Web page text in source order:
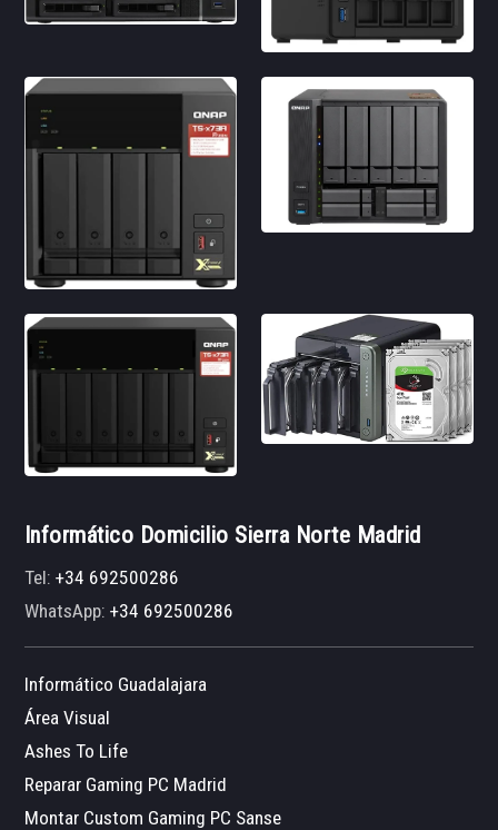
Informático Domicilio Sierra Norte Madrid
Tel:+34 692500286
WhatsApp:+34 692500286
Informático Guadalajara
Área Visual
Ashes To Life
Reparar Gaming PC Madrid
Montar Custom Gaming PC Sanse